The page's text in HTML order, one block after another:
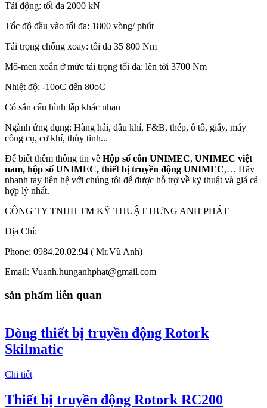
Tải động: tối đa 2000 kN
Tốc độ đầu vào tối đa: 1800 vòng/ phút
Tải trọng chống xoay: tối đa 35 800 Nm
Mô-men xoắn ở mức tải trọng tối đa: lên tới 3700 Nm
Nhiệt độ: -10oC đến 80oC
Có sẵn cấu hình lắp khác nhau
Ngành ứng dụng: Hàng hải, dầu khí, F&B, thép, ô tô, giấy, máy
công cụ, cơ khí, thủy tinh...
Để biết thêm thông tin về Hộp số côn UNIMEC, UNIMEC việt
nam, hộp số UNIMEC, thiết bị truyền động UNIMEC,… Hãy
nhanh tay liên hệ với chúng tôi để được hỗ trợ về kỹ thuật và giá cả
hợp lý nhất.
CÔNG TY TNHH TM KỸ THUẬT HƯNG ANH PHÁT
Địa Chỉ:
Phone: 0984.20.02.94 ( Mr.Vũ Anh)
Email: Vuanh.hunganhphat@gmail.com
sản phẩm liên quan
Dòng thiết bị truyền động Rotork
Skilmatic
Chi tiết
Thiết bị truyền động Rotork RC200